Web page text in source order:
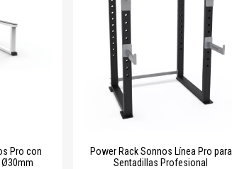
Pro con
Power Rack Sonnos Línea Pro para
Sentadillas Profesional